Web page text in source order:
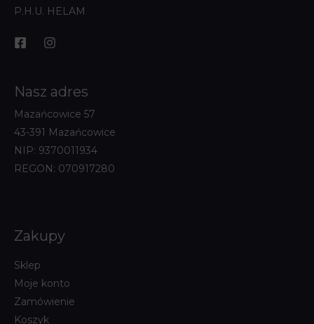
P.H.U. HELAM
Nasz adres
Mazańcowice 57
43-391 Mazańcowice
NIP: 9370011934
REGON: 070917280
Zakupy
Sklep
Moje konto
Zamówienie
Koszyk